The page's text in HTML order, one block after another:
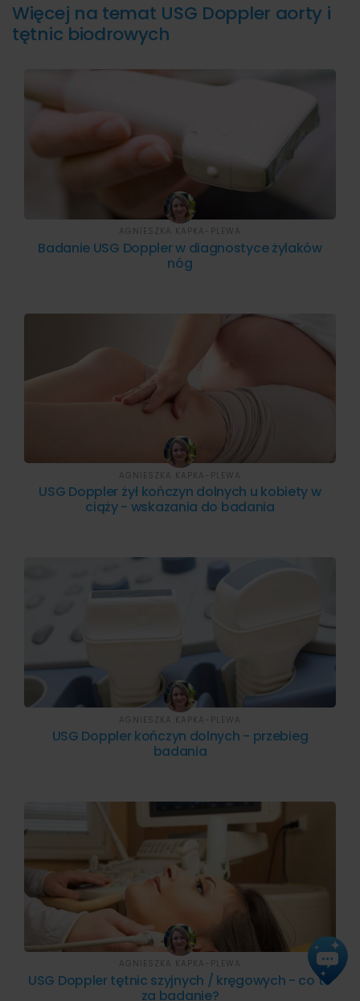
Więcej na temat USG Doppler aorty i
tętnic biodrowych
Badanie USG Doppler w diagnostyce żylaków
nóg
AGNIESZKA KAPKA-PLEWA
USG Doppler żył kończyn dolnych u kobiety w
ciąży - wskazania do badania
AGNIESZKA KAPKA-PLEWA
USG Doppler kończyn dolnych - przebieg
badania
AGNIESZKA KAPKA-PLEWA
USG Doppler tętnic szyjnych / kręgowych - co to
za badanie?
AGNIESZKA KAPKA-PLEWA